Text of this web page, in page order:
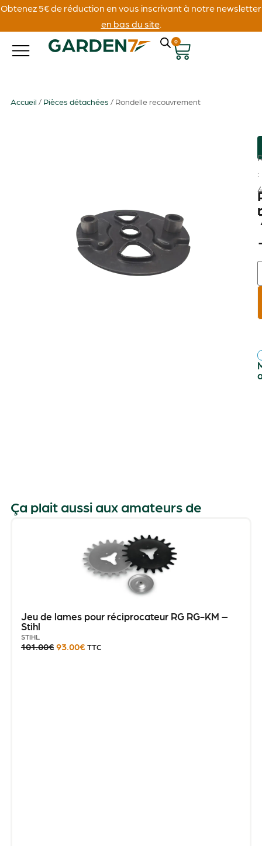
Obtenez 5€ de réduction en vous inscrivant à notre newsletter
en bas du site.
0
Accueil / Pièces détachées / Rondelle recouvrement
:
Ça plait aussi aux amateurs de
Jeu de lames pour réciprocateur RG RG-KM –
Stihl
STIHL
101.00€ 93.00€ TTC